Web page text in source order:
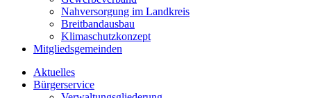
Nahversorgung im Landkreis
Breitbandausbau
Klimaschutzkonzept
Mitgliedsgemeinden
Aktuelles
Bürgerservice